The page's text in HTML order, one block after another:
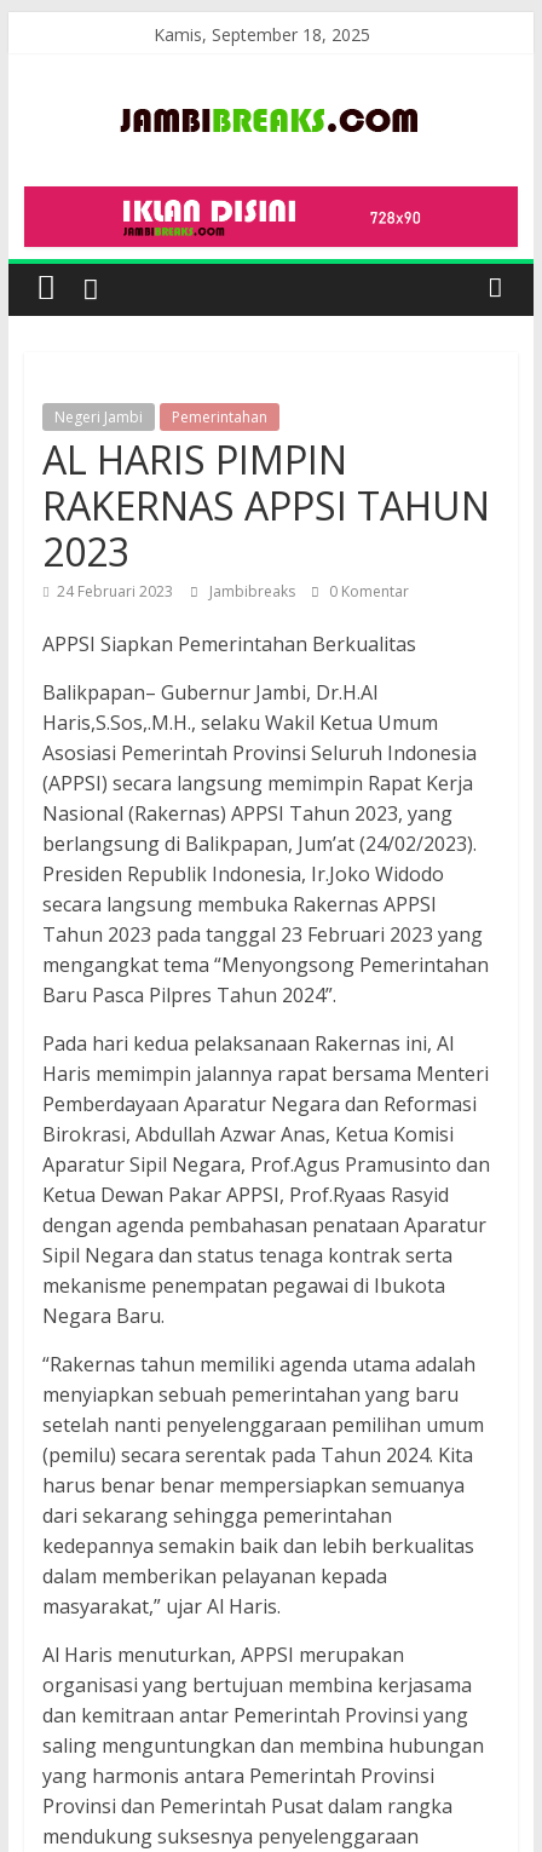
Kamis, September 18, 2025
JambiBreaks
Negeri Jambi Pemerintahan
AL HARIS PIMPIN
RAKERNAS APPSI TAHUN
2023
24 Februari 2023 Jambibreaks 0 Komentar
APPSI Siapkan Pemerintahan Berkualitas
Balikpapan– Gubernur Jambi, Dr.H.Al
Haris,S.Sos,.M.H., selaku Wakil Ketua Umum
Asosiasi Pemerintah Provinsi Seluruh Indonesia
(APPSI) secara langsung memimpin Rapat Kerja
Nasional (Rakernas) APPSI Tahun 2023, yang
berlangsung di Balikpapan, Jum’at (24/02/2023).
Presiden Republik Indonesia, Ir.Joko Widodo
secara langsung membuka Rakernas APPSI
Tahun 2023 pada tanggal 23 Februari 2023 yang
mengangkat tema “Menyongsong Pemerintahan
Baru Pasca Pilpres Tahun 2024”.
Pada hari kedua pelaksanaan Rakernas ini, Al
Haris memimpin jalannya rapat bersama Menteri
Pemberdayaan Aparatur Negara dan Reformasi
Birokrasi, Abdullah Azwar Anas, Ketua Komisi
Aparatur Sipil Negara, Prof.Agus Pramusinto dan
Ketua Dewan Pakar APPSI, Prof.Ryaas Rasyid
dengan agenda pembahasan penataan Aparatur
Sipil Negara dan status tenaga kontrak serta
mekanisme penempatan pegawai di Ibukota
Negara Baru.
“Rakernas tahun memiliki agenda utama adalah
menyiapkan sebuah pemerintahan yang baru
setelah nanti penyelenggaraan pemilihan umum
(pemilu) secara serentak pada Tahun 2024. Kita
harus benar benar mempersiapkan semuanya
dari sekarang sehingga pemerintahan
kedepannya semakin baik dan lebih berkualitas
dalam memberikan pelayanan kepada
masyarakat,” ujar Al Haris.
Al Haris menuturkan, APPSI merupakan
organisasi yang bertujuan membina kerjasama
dan kemitraan antar Pemerintah Provinsi yang
saling menguntungkan dan membina hubungan
yang harmonis antara Pemerintah Provinsi
Provinsi dan Pemerintah Pusat dalam rangka
mendukung suksesnya penyelenggaraan